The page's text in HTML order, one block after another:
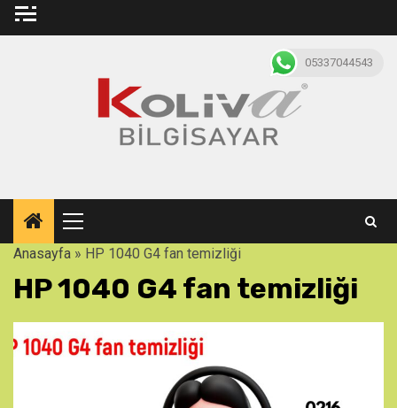
Skip
Primary
Menu
Anasayfa » HP 1040 G4 fan temizliği
HP 1040 G4 fan temizliği
05337044543